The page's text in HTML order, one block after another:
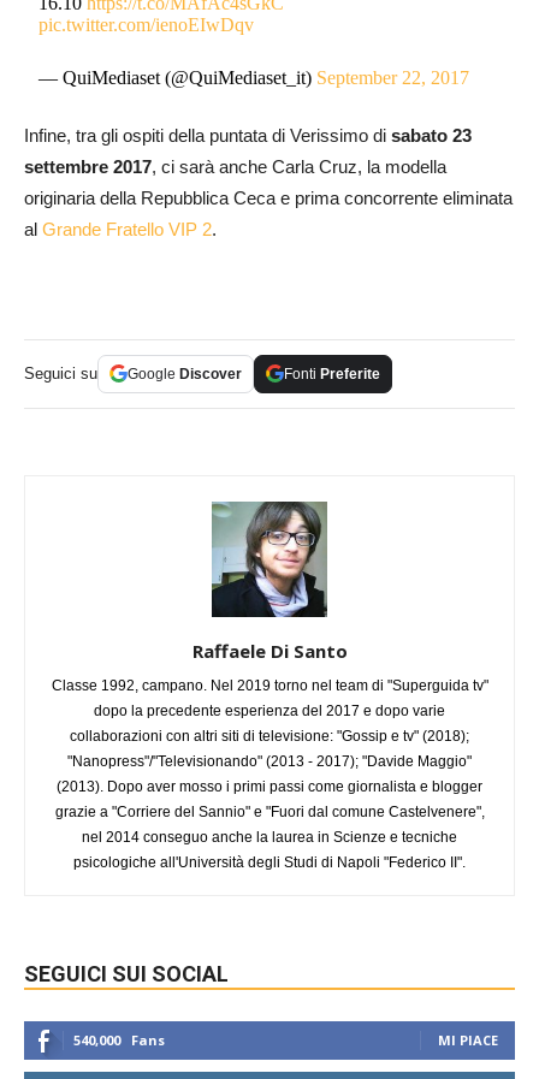
pic.twitter.com/ienoEIwDqv
— QuiMediaset (@QuiMediaset_it) September 22, 2017
Infine, tra gli ospiti della puntata di Verissimo di sabato 23
settembre 2017, ci sarà anche Carla Cruz, la modella
originaria della Repubblica Ceca e prima concorrente eliminata
al Grande Fratello VIP 2.
Seguici su Google Discover Fonti Preferite
Raffaele Di Santo
Classe 1992, campano. Nel 2019 torno nel team di "Superguida tv"
dopo la precedente esperienza del 2017 e dopo varie
collaborazioni con altri siti di televisione: "Gossip e tv" (2018);
"Nanopress"/"Televisionando" (2013 - 2017); "Davide Maggio"
(2013). Dopo aver mosso i primi passi come giornalista e blogger
grazie a "Corriere del Sannio" e "Fuori dal comune Castelvenere",
nel 2014 conseguo anche la laurea in Scienze e tecniche
psicologiche all'Università degli Studi di Napoli "Federico II".
SEGUICI SUI SOCIAL
540,000 Fans MI PIACE